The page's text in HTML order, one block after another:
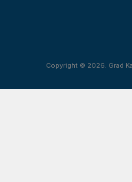
Copyright © 2026. Grad